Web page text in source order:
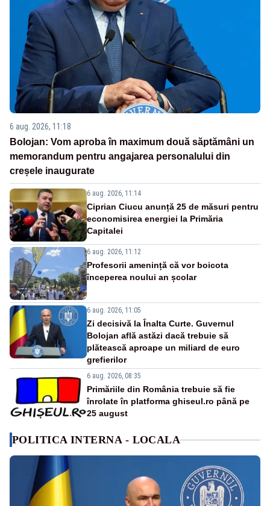
6 aug. 2026, 11:18
Bolojan: Vom aproba în maximum două săptămâni un
memorandum pentru angajarea personalului din
creșele inaugurate
6 aug. 2026, 11:14
Ciprian Ciucu anunță 25 de măsuri pentru
economisirea energiei la Primăria
Capitalei
6 aug. 2026, 11:12
Profesorii amenință că vor boicota
începerea noului an școlar
6 aug. 2026, 11:05
Zi decisivă la Înalta Curte. Guvernul
Bolojan află astăzi dacă trebuie să
plătească aproape un miliard de euro
grefierilor
6 aug. 2026, 08:35
Primăriile din România trebuie să fie
înrolate în platforma ghiseul.ro până pe
25 august
POLITICA INTERNA - LOCALA